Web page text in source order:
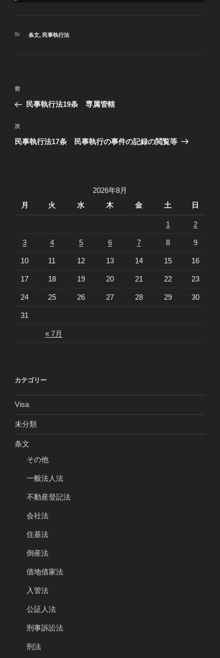
カ
条文, 民事執行法
投
ビ
ゲ
過
去
投
稿
前
民事執行法19条 専属管轄
次
の
次
民事執行法17条 民事執行の事件の記録の閲覧等
2026年8月
月
火 水 木 金 土 日
« 7月
1 2
3 4 5 6 7 8 9
10 11 12 13 14 15 16
17 18 19 20 21 22 23
24 25 26 27 28 29 30
31
カテゴリー
Visa
未分類
条文
その他
一般法人法
不動産登記法
会社法
住基法
倒産法
借地借家法
入管法
公証人法
刑事訴訟法
刑法